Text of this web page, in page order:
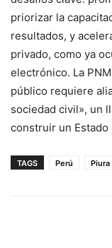
priorizar la
resultados, y
privado, como ya
electrónico. La
público requiere
sociedad civil», un
construir un
TAGS Perú Piura